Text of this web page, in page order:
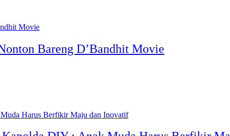
Bareng D’Bandhit Movie